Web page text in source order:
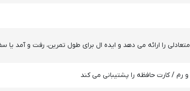
رم / کارت حافظه را پشتیبانی می کند